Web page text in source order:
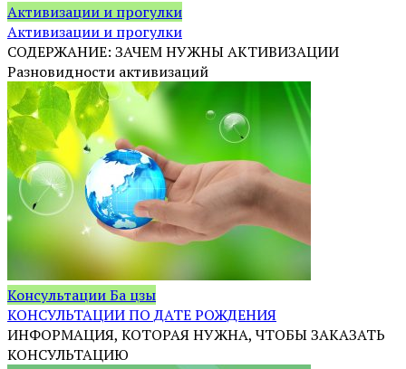
Активизации и прогулки
Активизации и прогулки
СОДЕРЖАНИЕ: ЗАЧЕМ НУЖНЫ АКТИВИЗАЦИИ
Разновидности активизаций
Консультации Ба цзы
КОНСУЛЬТАЦИИ ПО ДАТЕ РОЖДЕНИЯ
ИНФОРМАЦИЯ, КОТОРАЯ НУЖНА, ЧТОБЫ ЗАКАЗАТЬ
КОНСУЛЬТАЦИЮ